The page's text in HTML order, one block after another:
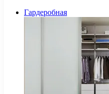
Гардеробная